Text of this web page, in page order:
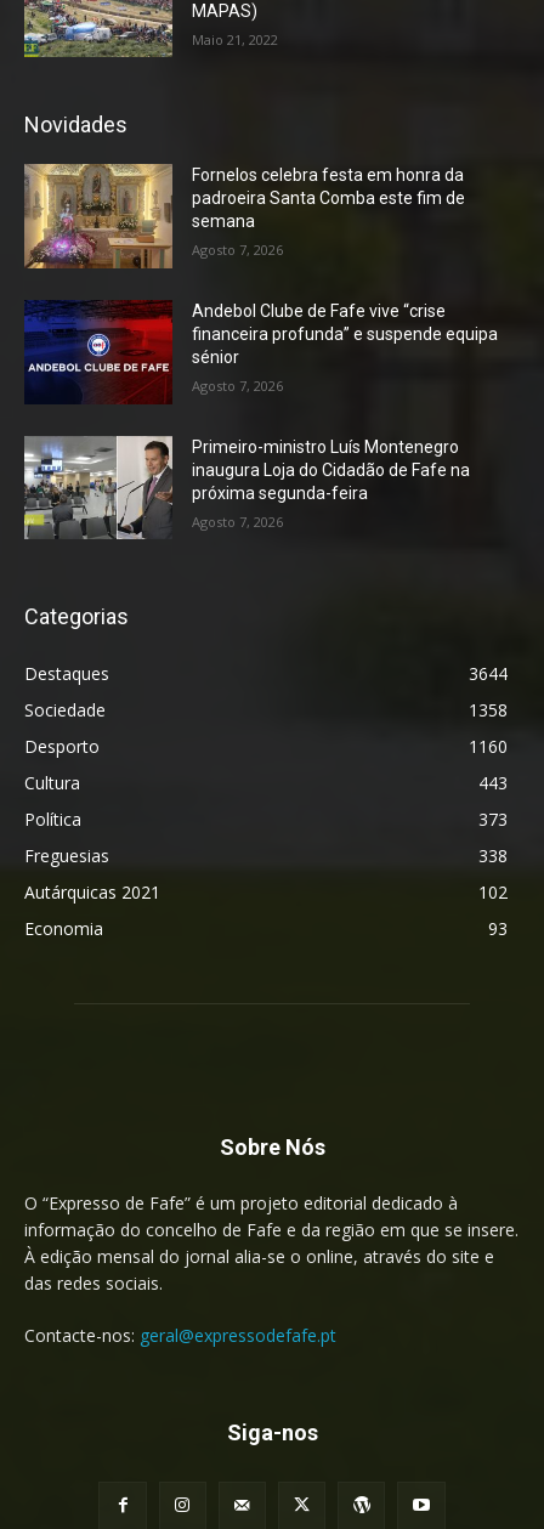
MAPAS)
Maio 21, 2022
Novidades
Fornelos celebra festa em honra da
padroeira Santa Comba este fim de
semana
Agosto 7, 2026
Andebol Clube de Fafe vive “crise
financeira profunda” e suspende equipa
sénior
Agosto 7, 2026
Primeiro-ministro Luís Montenegro
inaugura Loja do Cidadão de Fafe na
próxima segunda-feira
Agosto 7, 2026
Categorias
Destaques
3644
Sociedade
1358
Desporto
1160
Cultura
443
Política
373
Freguesias
338
Autárquicas 2021
102
Economia
93
Sobre Nós
O “Expresso de Fafe” é um projeto editorial dedicado à
informação do concelho de Fafe e da região em que se insere.
À edição mensal do jornal alia-se o online, através do site e
das redes sociais.
Contacte-nos: geral@expressodefafe.pt
Siga-nos